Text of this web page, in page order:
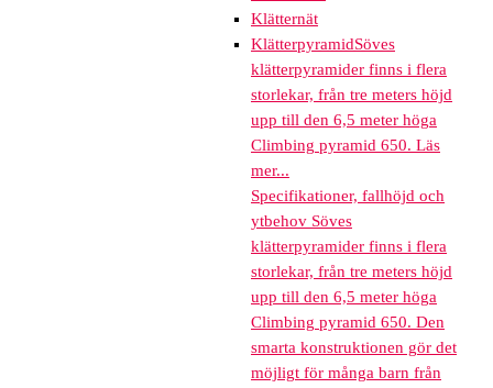
Klätternät
KlätterpyramidSöves
klätterpyramider finns i flera
storlekar, från tre meters höjd
upp till den 6,5 meter höga
Climbing pyramid 650. Läs
mer...
Specifikationer, fallhöjd och
ytbehov Söves
klätterpyramider finns i flera
storlekar, från tre meters höjd
upp till den 6,5 meter höga
Climbing pyramid 650. Den
smarta konstruktionen gör det
möjligt för många barn från